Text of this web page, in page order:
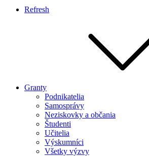
Refresh
Granty
Podnikatelia
Samosprávy
Neziskovky a občania
Študenti
Učitelia
Výskumníci
Všetky výzvy